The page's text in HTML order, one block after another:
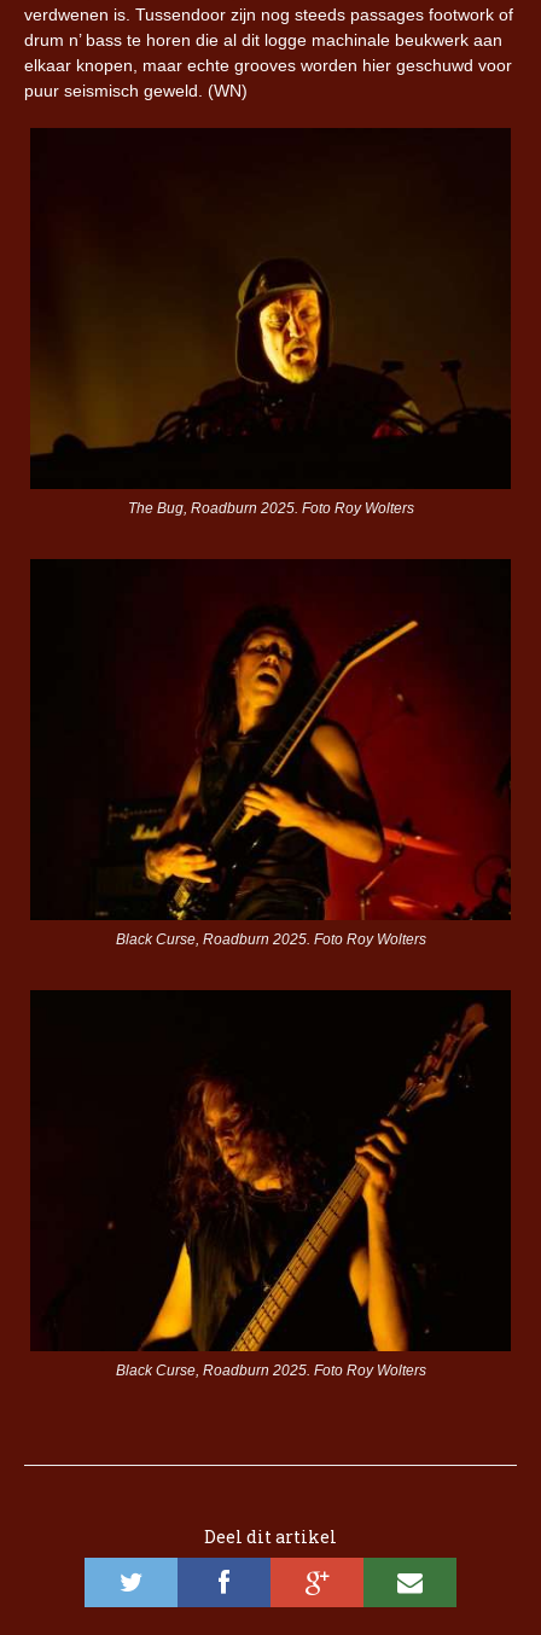
verdwenen is. Tussendoor zijn nog steeds passages footwork of
drum n’ bass te horen die al dit logge machinale beukwerk aan
elkaar knopen, maar echte grooves worden hier geschuwd voor
puur seismisch geweld. (WN)
The Bug, Roadburn 2025. Foto Roy Wolters
Black Curse, Roadburn 2025. Foto Roy Wolters
Black Curse, Roadburn 2025. Foto Roy Wolters
Deel dit artikel